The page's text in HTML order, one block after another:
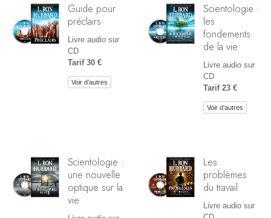
Guide pour
préclairs
Livre audio sur
CD
Tarif 30 €
Voir d’autres
Scientologie :
les
fondements
de la vie
Livre audio sur
CD
Tarif 23 €
Voir d’autres
Scientologie :
une nouvelle
optique sur la
vie
Les
problèmes
du travail
Livre audio sur